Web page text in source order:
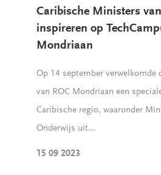
Caribische Ministers
inspireren op
Mondriaan
Op 14 september verwelkomde
van ROC Mondriaan een
Caribische regio, waaronder
Onderwijs uit...
15 09 2023